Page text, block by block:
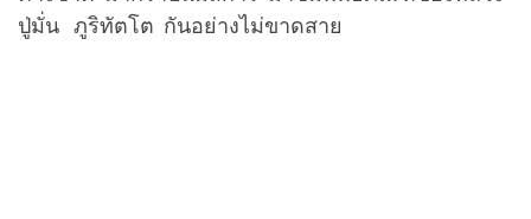
ปู่มั่น ภูริทัตโต กันอย่างไม่ขาดสาย